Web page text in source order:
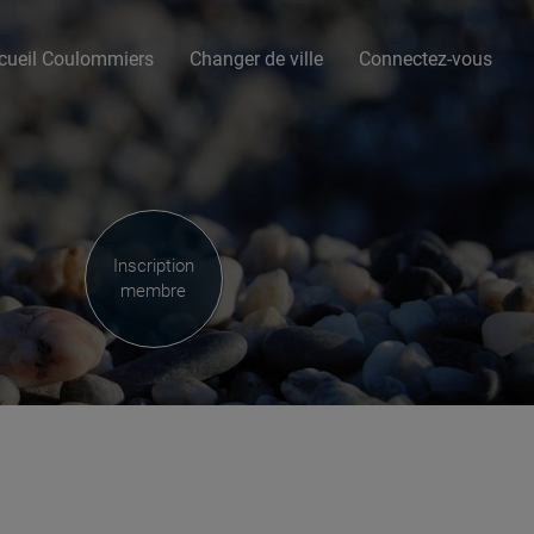
Coulommiers Changer de ville Connectez-vous
Inscription
membre